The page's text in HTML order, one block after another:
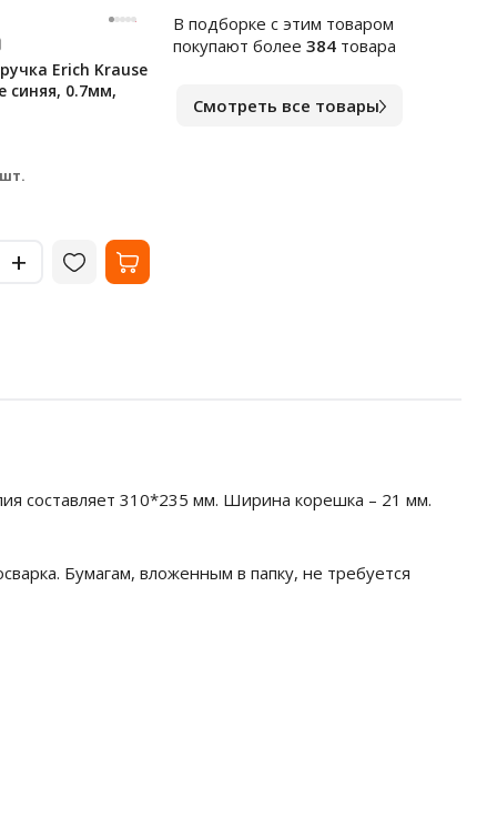
Erich Krause
синяя, 0.7мм,
+
Арт.я255248
45х12мм, 5цветов по 20
В подборке c этим товаром
покупают более 384 товара
Смотреть все товары
составляет 310*235 мм. Ширина корешка – 21 мм.
Бумагам, вложенным в папку, не требуется